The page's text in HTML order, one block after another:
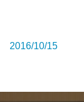
2016/10/15